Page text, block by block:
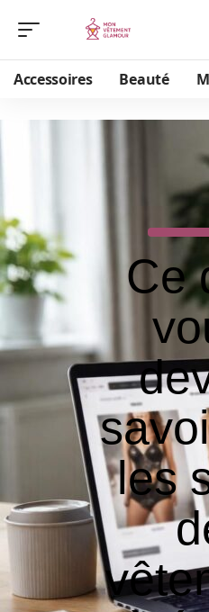
Accessoires Beauté
Ce
les